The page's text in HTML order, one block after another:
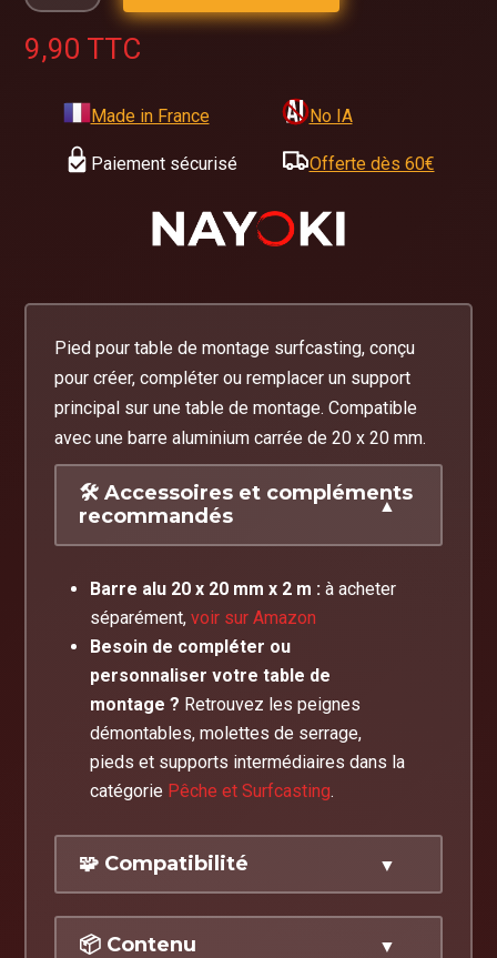
9,90 TTC
Made in France No IA
Paiement sécurisé Offerte dès 60€
Pied pour table de montage surfcasting, conçu
pour créer, compléter ou remplacer un support
principal sur une table de montage. Compatible
avec une barre aluminium carrée de 20 x 20 mm.
🛠️ Accessoires et compléments
recommandés
Barre alu 20 x 20 mm x 2 m : à acheter
séparément,voir sur Amazon
Besoin de compléter ou
personnaliser votre table de
montage ? Retrouvez les peignes
démontables, molettes de serrage,
pieds et supports intermédiaires dans la
catégorie Pêche et Surfcasting.
🧩 Compatibilité
Compatible avec :
📦 Contenu